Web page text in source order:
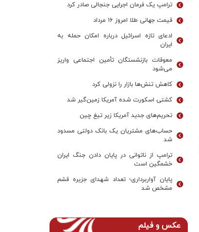
ترامپ یک فرمان اجرایی جنجالی صادر کرد
قیمت جهانی طلا امروز ۱۶ مرداد
ادعای تازه اسرائیل درباره امکان حمله به
ایران
معوقات بازنشستگان تأمین اجتماعی واریز
می‌شود
کاهش تنش‌ها بازار را نزولی کرد
کشتی اسکورت شده آمریکا زمین‌گیر شد
تحریم‌های جدید آمریکا زیر تیغ چین
حساب‌های مشتریان یک بانک‌ دولتی مسدود
شد
ترامپ از ناتوانی در پایان دادن جنگ ایران
خشمگین است
پایان آواربرداری؛ تعداد شهدای جزیره قشم
مشخص شد
عکس و فیلم